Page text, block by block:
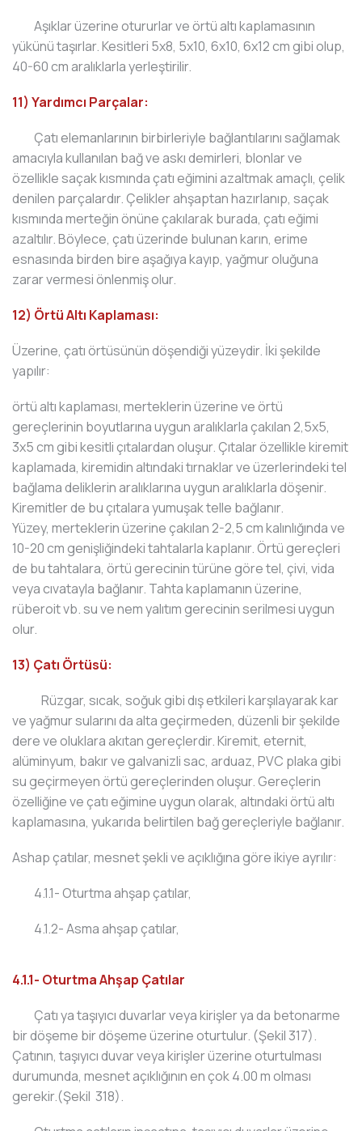
Aşıklar üzerine otururlar ve örtü altı kaplamasının
yükünü taşırlar. Kesitleri 5x8, 5x10, 6x10, 6x12 cm gibi olup,
40-60 cm aralıklarla yerleştirilir.
11) Yardımcı Parçalar:
Çatı elemanlarının birbirleriyle bağlantılarını sağlamak
amacıyla kullanılan bağ ve askı demirleri, blonlar ve
özellikle saçak kısmında çatı eğimini azaltmak amaçlı, çelik
denilen parçalardır. Çelikler ahşaptan hazırlanıp, saçak
kısmında merteğin önüne çakılarak burada, çatı eğimi
azaltılır. Böylece, çatı üzerinde bulunan karın, erime
esnasında birden bire aşağıya kayıp, yağmur oluğuna
zarar vermesi önlenmiş olur.
12) Örtü Altı Kaplaması:
Üzerine, çatı örtüsünün döşendiği yüzeydir. İki şekilde
yapılır:
örtü altı kaplaması, merteklerin üzerine ve örtü
gereçlerinin boyutlarına uygun aralıklarla çakılan 2,5x5,
3x5 cm gibi kesitli çıtalardan oluşur. Çıtalar özellikle kiremit
kaplamada, kiremidin altındaki tırnaklar ve üzerlerindeki tel
bağlama deliklerin aralıklarına uygun aralıklarla döşenir.
Kiremitler de bu çıtalara yumuşak telle bağlanır.
Yüzey, merteklerin üzerine çakılan 2-2,5 cm kalınlığında ve
10-20 cm genişliğindeki tahtalarla kaplanır. Örtü gereçleri
de bu tahtalara, örtü gerecinin türüne göre tel, çivi, vida
veya cıvatayla bağlanır. Tahta kaplamanın üzerine,
rüberoit vb. su ve nem yalıtım gerecinin serilmesi uygun
olur.
13) Çatı Örtüsü:
Rüzgar, sıcak, soğuk gibi dış etkileri karşılayarak kar
ve yağmur sularını da alta geçirmeden, düzenli bir şekilde
dere ve oluklara akıtan gereçlerdir. Kiremit, eternit,
alüminyum, bakır ve galvanizli sac, arduaz, PVC plaka gibi
su geçirmeyen örtü gereçlerinden oluşur. Gereçlerin
özelliğine ve çatı eğimine uygun olarak, altındaki örtü altı
kaplamasına, yukarıda belirtilen bağ gereçleriyle bağlanır.
Ashap çatılar, mesnet şekli ve açıklığına göre ikiye ayrılır:
4.1.1- Oturtma ahşap çatılar,
4.1.2- Asma ahşap çatılar,
4.1.1- Oturtma Ahşap Çatılar
Çatı ya taşıyıcı duvarlar veya kirişler ya da betonarme
bir döşeme bir döşeme üzerine oturtulur. (Şekil 317).
Çatının, taşıyıcı duvar veya kirişler üzerine oturtulması
durumunda, mesnet açıklığının en çok 4.00 m olması
gerekir.(Şekil 318).